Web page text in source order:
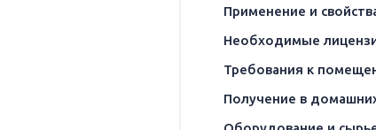
Применение и
Необходимые
Требования к
Получение в